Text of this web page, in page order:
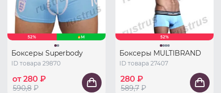
52% M
Боксеры Superbody
ID товара 29870
от 280 ₽
590,8 ₽
52%
Боксеры MULTIBRAND
ID товара 27407
280 ₽
589,7 ₽